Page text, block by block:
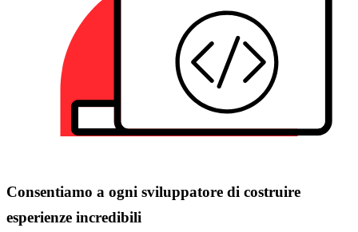
Consentiamo a ogni sviluppatore di costruire
esperienze incredibili